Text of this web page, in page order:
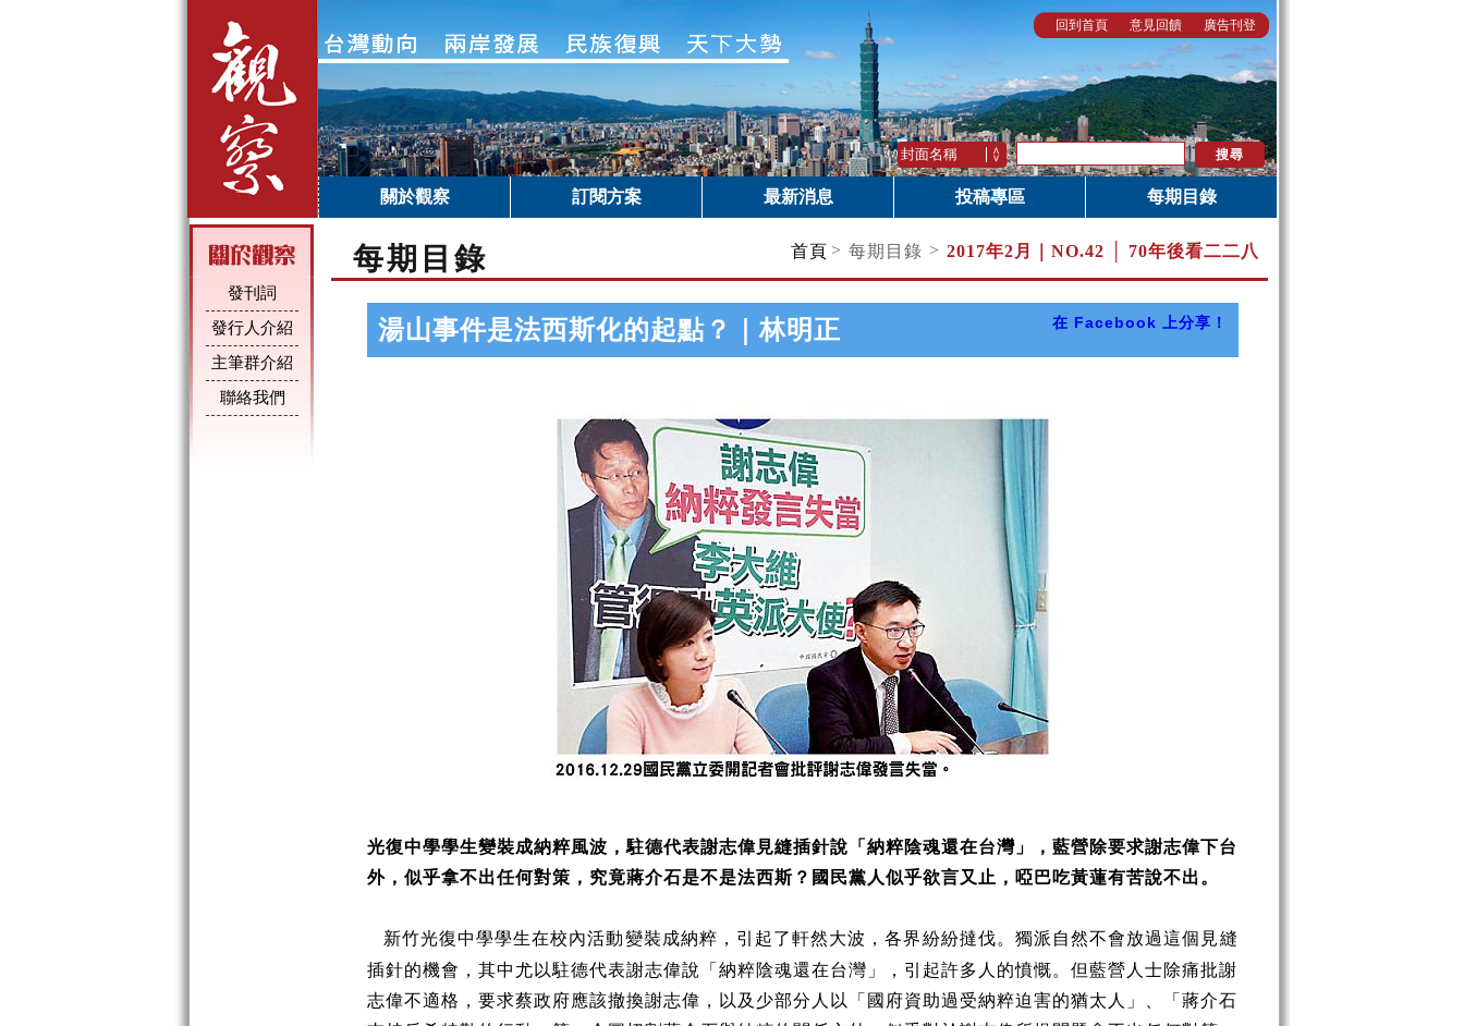
回到首頁 意見回饋 廣告刊登
關於觀察 訂閱方案 最新消息 投稿專區 每期目錄
發刊詞
發行人介紹
主筆群介紹
聯絡我們
每期目錄 首頁 > 每期目錄 > 2017年2月｜ NO.42 │ 70年後看二二八
湯山事件是法西斯化的起點？｜林明正 在 Facebook 上分享！
光復中學學生變裝成納粹風波，駐德代表謝志偉見縫插針說「納粹陰魂還在台灣」，藍營除要求謝志偉下台
外，似乎拿不出任何對策，究竟蔣介石是不是法西斯？國民黨人似乎欲言又止，啞巴吃黃蓮有苦說不出。
新竹光復中學學生在校內活動變裝成納粹，引起了軒然大波，各界紛紛撻伐。獨派自然不會放過這個見縫
插針的機會，其中尤以駐德代表謝志偉說「納粹陰魂還在台灣」，引起許多人的憤慨。但藍營人士除痛批謝
志偉不適格，要求蔡政府應該撤換謝志偉，以及少部分人以「國府資助過受納粹迫害的猶太人」、「蔣介石